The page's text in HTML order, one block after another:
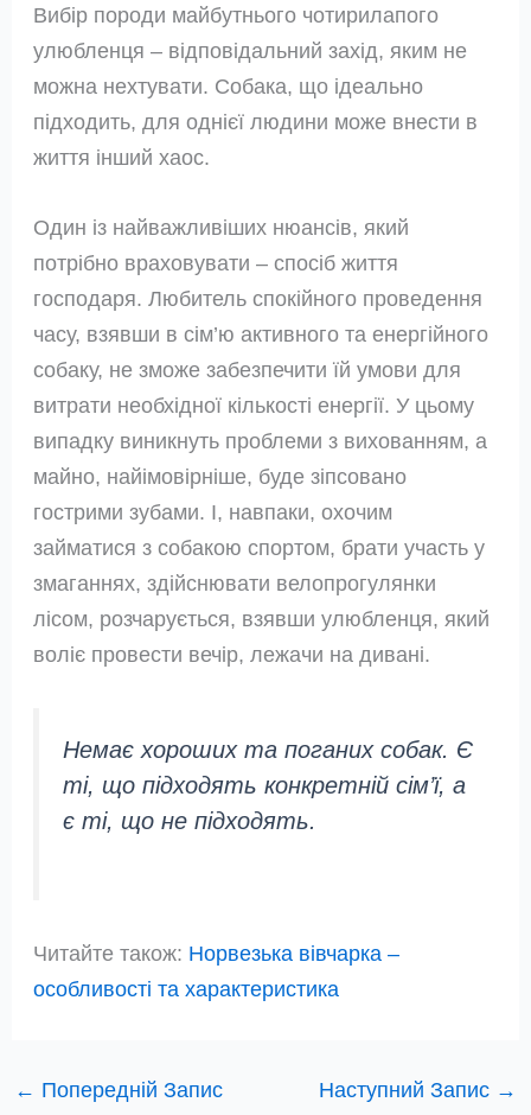
Вибір породи майбутнього чотирилапого
улюбленця – відповідальний захід, яким не
можна нехтувати. Собака, що ідеально
підходить, для однієї людини може внести в
життя інший хаос.
Один із найважливіших нюансів, який
потрібно враховувати – спосіб життя
господаря. Любитель спокійного проведення
часу, взявши в сім’ю активного та енергійного
собаку, не зможе забезпечити їй умови для
витрати необхідної кількості енергії. У цьому
випадку виникнуть проблеми з вихованням, а
майно, найімовірніше, буде зіпсовано
гострими зубами. І, навпаки, охочим
займатися з собакою спортом, брати участь у
змаганнях, здійснювати велопрогулянки
лісом, розчарується, взявши улюбленця, який
воліє провести вечір, лежачи на дивані.
Немає хороших та поганих собак. Є
ті, що підходять конкретній сім’ї, а
є ті, що не підходять.
Читайте також: Норвезька вівчарка –
особливості та характеристика
← Попередній Запис Наступний Запис →